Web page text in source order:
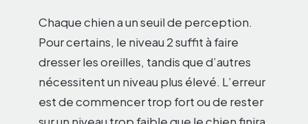
Chaque chien a un seuil de perception.
Pour certains, le niveau 2 suffit à faire
dresser les oreilles, tandis que d’autres
nécessitent un niveau plus élevé. L’erreur
est de commencer trop fort ou de rester
sur un niveau trop faible que le chien finira